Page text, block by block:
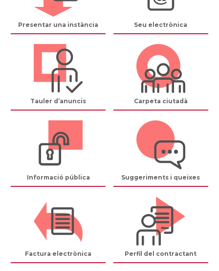
Presentar una instància Seu electrònica
Tauler d’anuncis Carpeta ciutadà
Informació pública Suggeriments i queixes
Factura electrònica Perfil del contractant